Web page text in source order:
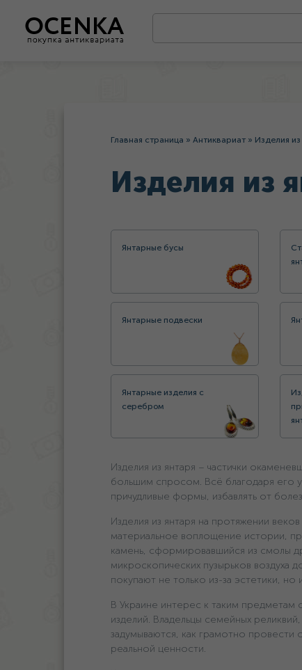
Главная страница » Антиквариат » Изделия из
Изделия из
Янтарные бусы
Янтарные подвески
Янтарные изделия с
серебром
Изделия из янтаря – частички
большим спросом. Всё благодаря его
причудливые формы, избавлять от
Изделия из янтаря на протяжении
материальное воплощение истории,
камень, сформировавшийся из смолы
микроскопических пузырьков воздуха
покупают не только из-за эстетики, но
В Украине интерес к таким предметам
изделий. Владельцы семейных
задумываются, как грамотно
реальной ценности.